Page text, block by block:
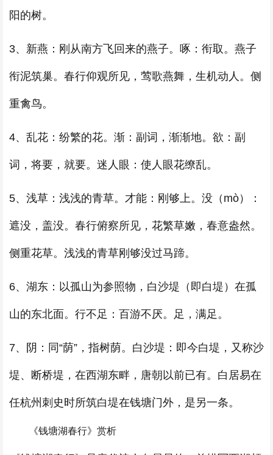
阳的树。
3、新燕：刚从南方飞回来的燕子。啄：衔取。燕子
衔泥筑巢。春行仰观所见，莺歌燕舞，生机动人。侧
重禽鸟。
4、乱花：纷繁的花。渐：副词，渐渐地。欲：副
词，将要，就要。迷人眼：使人眼花缭乱。
5、浅草：浅浅的青草。才能：刚够上。没（mò）：
遮没，盖没。春行俯察所见，花繁草嫩，春意盎然。
侧重花草。浅浅的青草刚够没过马蹄。
6、湖东：以孤山为参照物，白沙堤（即白堤）在孤
山的东北面。行不足：百游不厌。足，满足。
7、阴：同“荫”，指树荫。白沙堤：即今白堤，又称沙
堤、断桥堤，在西湖东畔，唐朝以前已有。白居易在
任杭州刺史时所筑白堤在钱塘门外，是另一条。
《钱塘湖春行》赏析